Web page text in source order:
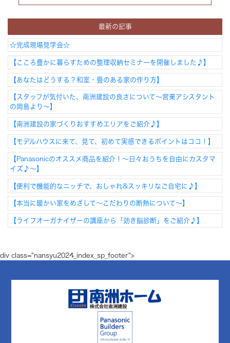
最新の記事
☆完成現場見学会☆
【こころ豊かに暮らすための整理収納セミナーを開催しました♪】
【あなたはどうする？和室・畳のある家の作り方】
【スタッフが気付いた、南洲建設の良さについて～営業アシスタント
の岡島より～】
【南洲建設の家づくりおすすめエリアをご紹介♪】
【モデルハウスに来て、見て、初めて実感できるポイントはココ！】
【Panasonicのオススメ商品を紹介！～日々おうちを自由にカスタマ
イズ♪～】
【便利で機能的なニッチで、おしゃれ&スッキリなご自宅に♪】
【本当に暖かい家をめざして～こだわりの断熱について～】
【ライフオーガナイザーの講座から「効き脳診断」をご紹介♪】
div class="nansyu2024_index_sp_footer">